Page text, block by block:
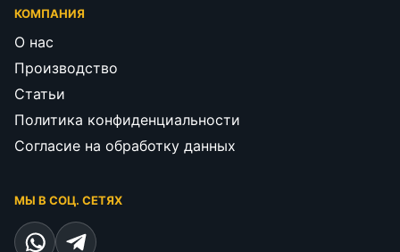
КОМПАНИЯ
О нас
Производство
Статьи
Политика конфиденциальности
Согласие на обработку данных
МЫ В СОЦ. СЕТЯХ